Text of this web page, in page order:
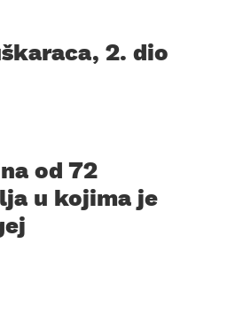
2. dio
od 72
u kojima je